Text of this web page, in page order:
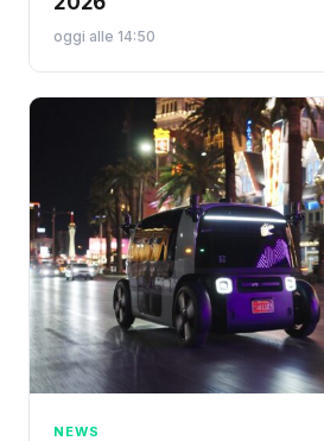
oggi alle 14:50
NEWS